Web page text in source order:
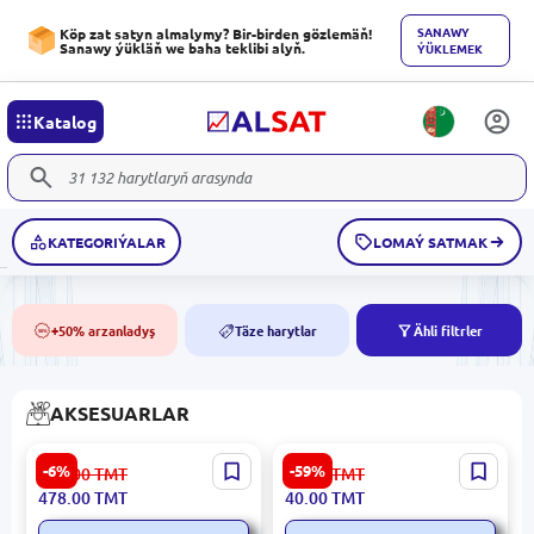
Köp zat satyn almalymy? Bir-birden gözlemäň!
Sanawy ýükläň we baha teklibi alyň.
SANAWY
ÝÜKLEMEK
Katalog
KATEGORIÝALAR LOMAÝ SATMAK
50% +50% arzanladyş NEW Täze harytlar Ähli filtrler
AKSESUARLAR
-6%
Bebird ENDOT5C3W |
Simsiz Gulak Endoskopy
3MP
509.00TMT
478.00TMT
-59%
Bellavia | Berk sintetiki
mata kosmetika sumkasy
99.00 TMT
40.00TMT